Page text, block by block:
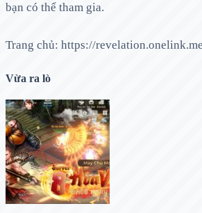
bạn có thể tham gia.
Trang chủ: https://
Vừa ra lò